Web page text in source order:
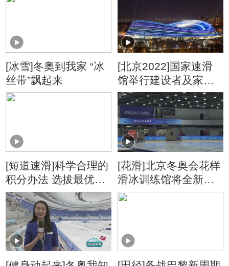
[冰雪]冬奥到我家 “冰
丝带”飘起来
[北京2022]国家速滑
馆举行建设者及家人
开放日活动
[短道速滑]科学合理的
积分办法 选拔最优秀
的冬奥会选手
[花滑]北京冬奥会花样
滑冰训练馆将全新亮
相